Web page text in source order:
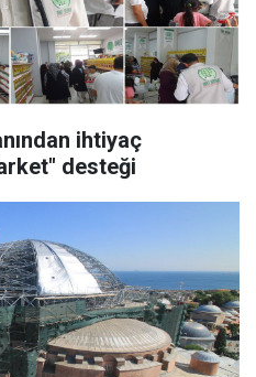
ihtiyaç
desteği